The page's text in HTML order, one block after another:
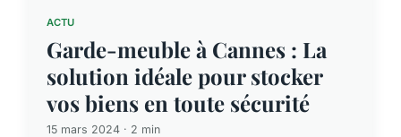
ACTU
Garde-meuble à Cannes : La
solution idéale pour stocker
vos biens en toute sécurité
15 mars 2024 · 2 min